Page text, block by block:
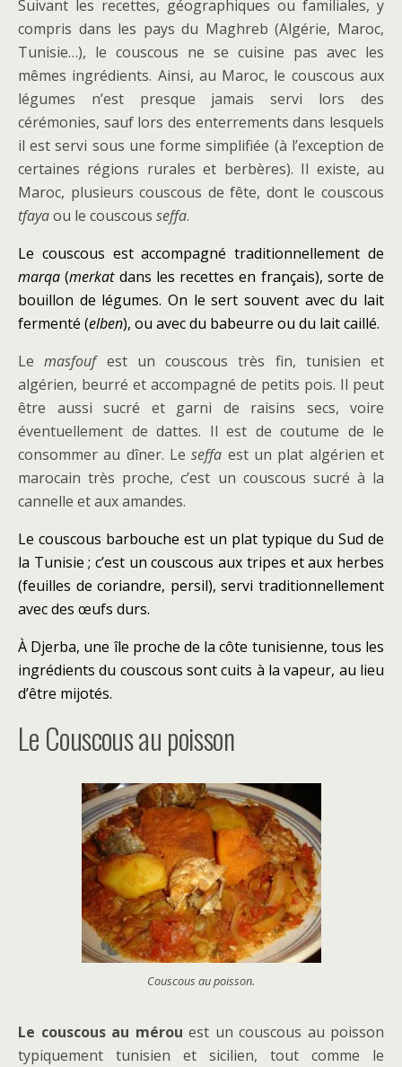
Suivant les recettes, géographiques ou familiales, y
compris dans les pays du Maghreb (Algérie, Maroc,
Tunisie…), le couscous ne se cuisine pas avec les
mêmes ingrédients. Ainsi, au Maroc, le couscous aux
légumes n’est presque jamais servi lors des
cérémonies, sauf lors des enterrements dans lesquels
il est servi sous une forme simplifiée (à l’exception de
certaines régions rurales et berbères). Il existe, au
Maroc, plusieurs couscous de fête, dont le couscous
tfayaou le couscous seffa.
Le couscous est accompagné traditionnellement de
marqa (merkatdans les recettes en français), sorte de
bouillon de légumes. On le sert souvent avec du lait
fermenté (elben), ou avec du babeurre ou du lait caillé.
Lemasfoufest un couscous très fin, tunisien et
algérien, beurré et accompagné de petits pois. Il peut
être aussi sucré et garni de raisins secs, voire
éventuellement de dattes. Il est de coutume de le
consommer au dîner. Leseffa est un plat algérien et
marocain très proche, c’est un couscous sucré à la
cannelle et aux amandes.
Le couscous barbouche est un plat typique du Sud de
la Tunisie ; c’est un couscous aux tripes et aux herbes
(feuilles de coriandre, persil), servi traditionnellement
avec des œufs durs.
À Djerba, une île proche de la côte tunisienne, tous les
ingrédients du couscous sont cuits à la vapeur, au lieu
d’être mijotés.
Le Couscous au poisson
Couscous au poisson.
Le couscous au mérou est un couscous au poisson
typiquement tunisien et sicilien, tout comme le